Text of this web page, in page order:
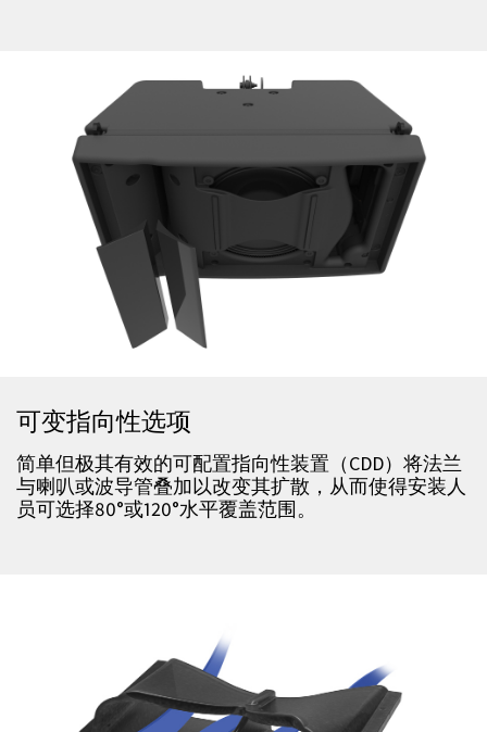
可变指向性选项
简单但极其有效的可配置指向性装置（CDD）将法兰
与喇叭或波导管叠加以改变其扩散，从而使得安装人
员可选择80°或120°水平覆盖范围。